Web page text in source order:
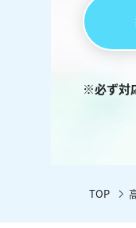
※必ず対
TOP